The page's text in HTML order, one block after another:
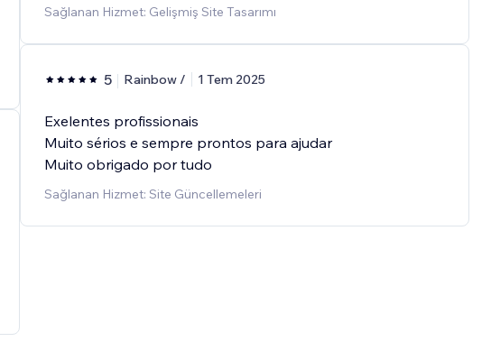
Sağlanan Hizmet: Gelişmiş Site Tasarımı
5 Rainbow / 1 Tem 2025
Exelentes profissionais
Muito sérios e sempre prontos para ajudar
Muito obrigado por tudo
Sağlanan Hizmet: Site Güncellemeleri